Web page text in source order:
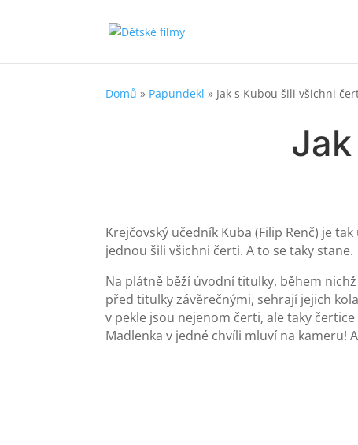
Domů » Papundekl » Jak s Kubou šili všichni
Krejčovský učedník Kuba (Filip Renč) je
jednou šili všichni čerti. A to se taky stane.
Na plátně běží úvodní titulky, během
před titulky závěrečnými, sehrají jejich
v pekle jsou nejenom čerti, ale taky
Madlenka v jedné chvíli mluví na kameru!